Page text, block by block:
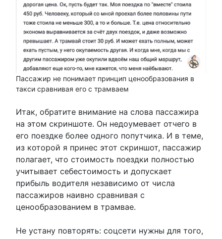
Пассажир не понимает принцип ценообразования в
такси сравнивая его с трамваем
Итак, обратите внимание на слова пассажира
на этом скриншоте. Он недоумевает отчего в
его поездке более одного попутчика. И в теме,
из которой я принес этот скриншот, пассажир
полагает, что стоимость поездки полностью
учитывает себестоимость и допускает
прибыль водителя независимо от числа
пассажиров наивно сравнивая с
ценообразованием в трамвае.
Не устану повторять: соцсети нужны для того,